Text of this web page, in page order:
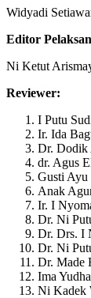
Widyadi
Editor
Ni Ketut
Reviewer:
I Putu
Ir. Ida
Dr.
dr. Agus
Gusti
Anak
Ir. I
Dr. Ni
Dr. Drs.
Dr. Ni
Dr. Made
Ima
Ni Kadek